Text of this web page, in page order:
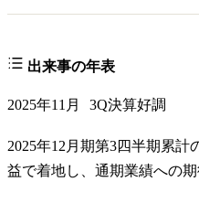
出来事の年表
2025年11月 3Q決算好調
2025年12月期第3四半期累計
益で着地し、通期業績への期